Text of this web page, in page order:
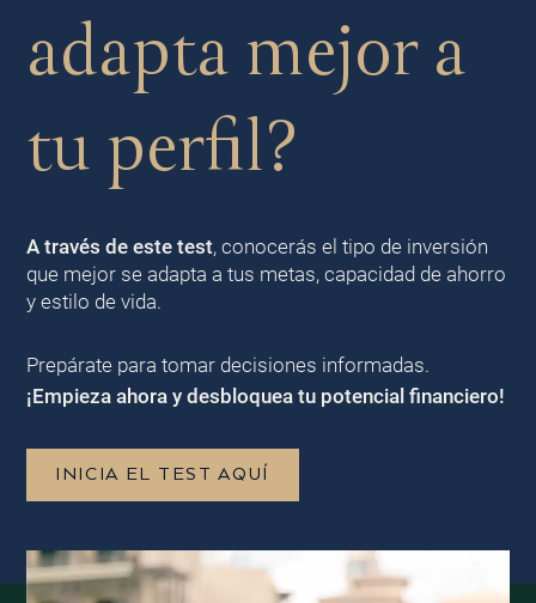
adapta mejor a
tu perfil?
A través de este test, conocerás el tipo de inversión
que mejor se adapta a tus metas, capacidad de ahorro
y estilo de vida.
Prepárate para tomar decisiones informadas.
¡Empieza ahora y desbloquea tu potencial financiero!
INICIA EL TEST AQUÍ